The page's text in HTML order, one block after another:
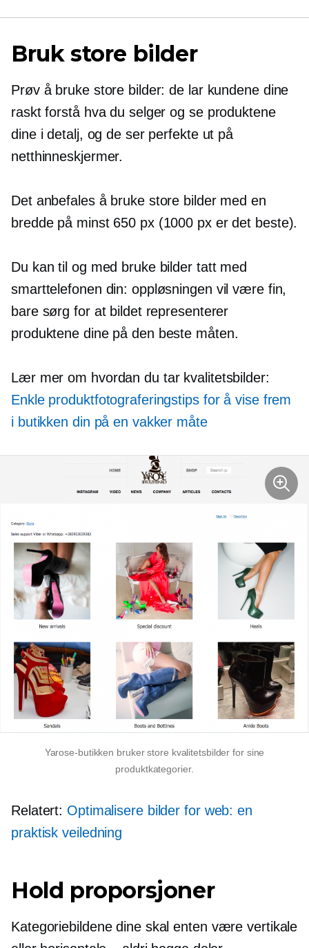
Bruk store bilder
Prøv å bruke store bilder: de lar kundene dine
raskt forstå hva du selger og se produktene
dine i detalj, og de ser perfekte ut på
netthinneskjermer.
Det anbefales å bruke store bilder med en
bredde på minst 650 px (1000 px er det beste).
Du kan til og med bruke bilder tatt med
smarttelefonen din: oppløsningen vil være fin,
bare sørg for at bildet representerer
produktene dine på den beste måten.
Lær mer om hvordan du tar kvalitetsbilder:
Enkle produktfotograferingstips for å vise frem
i butikken din på en vakker måte
Yarose-butikken bruker store kvalitetsbilder for sine
produktkategorier.
Relatert: Optimalisere bilder for web: en
praktisk veiledning
Hold proporsjoner
Kategoriebildene dine skal enten være vertikale